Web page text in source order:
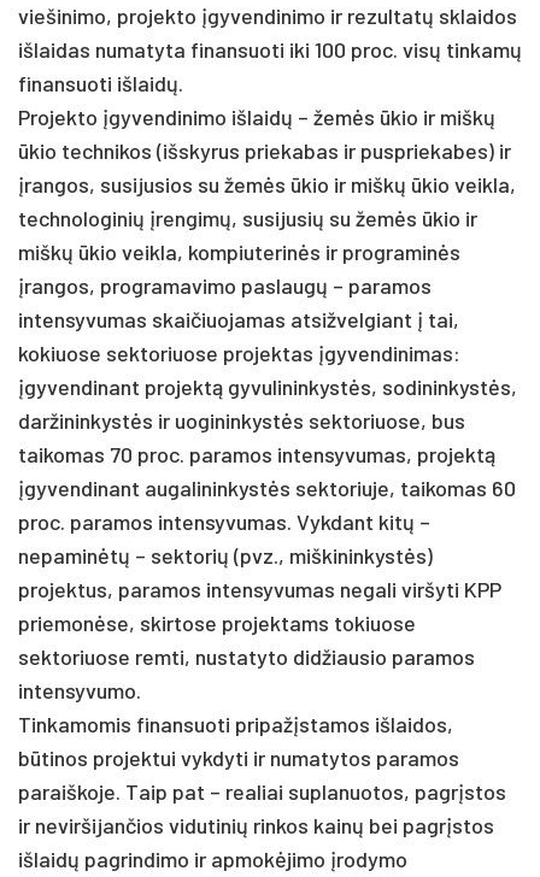
viešinimo, projekto įgyvendinimo ir rezultatų sklaidos
išlaidas numatyta finansuoti iki 100 proc. visų tinkamų
finansuoti išlaidų.
Projekto įgyvendinimo išlaidų – žemės ūkio ir miškų
ūkio technikos (išskyrus priekabas ir puspriekabes) ir
įrangos, susijusios su žemės ūkio ir miškų ūkio veikla,
technologinių įrengimų, susijusių su žemės ūkio ir
miškų ūkio veikla, kompiuterinės ir programinės
įrangos, programavimo paslaugų – paramos
intensyvumas skaičiuojamas atsižvelgiant į tai,
kokiuose sektoriuose projektas įgyvendinimas:
įgyvendinant projektą gyvulininkystės, sodininkystės,
daržininkystės ir uogininkystės sektoriuose, bus
taikomas 70 proc. paramos intensyvumas, projektą
įgyvendinant augalininkystės sektoriuje, taikomas 60
proc. paramos intensyvumas. Vykdant kitų –
nepaminėtų – sektorių (pvz., miškininkystės)
projektus, paramos intensyvumas negali viršyti KPP
priemonėse, skirtose projektams tokiuose
sektoriuose remti, nustatyto didžiausio paramos
intensyvumo.
Tinkamomis finansuoti pripažįstamos išlaidos,
būtinos projektui vykdyti ir numatytos paramos
paraiškoje. Taip pat – realiai suplanuotos, pagrįstos
ir neviršijančios vidutinių rinkos kainų bei pagrįstos
išlaidų pagrindimo ir apmokėjimo įrodymo